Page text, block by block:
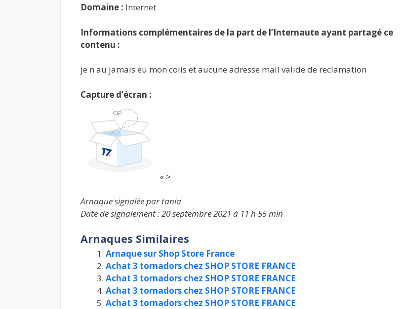
Domaine : Internet
Informations complémentaires de la part de l’Internaute ayant partagé ce
contenu :
je n au jamais eu mon colis et aucune adresse mail valide de reclamation
Capture d’écran :
« >
Arnaque signalée par tania
Date de signalement : 20 septembre 2021 à 11 h 55 min
Arnaques Similaires
Arnaque sur Shop Store France
Achat 3 tornadors chez SHOP STORE FRANCE
Achat 3 tornadors chez SHOP STORE FRANCE
Achat 3 tornadors chez SHOP STORE FRANCE
Achat 3 tornadors chez SHOP STORE FRANCE